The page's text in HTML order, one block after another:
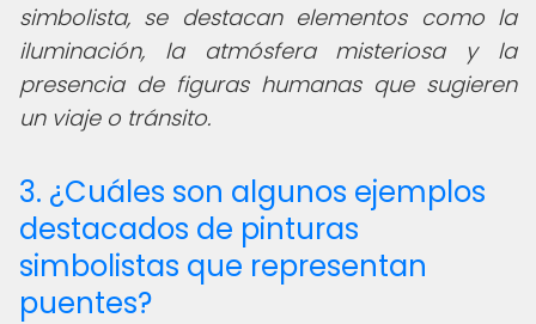
simbolista, se destacan elementos como la
iluminación, la atmósfera misteriosa y la
presencia de figuras humanas que sugieren
un viaje o tránsito.
3. ¿Cuáles son algunos ejemplos
destacados de pinturas
simbolistas que representan
puentes?